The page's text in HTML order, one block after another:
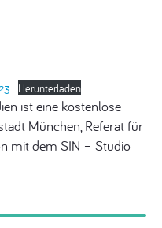
Herunterladen
ist eine kostenlose
München, Referat für
mit dem SIN – Studio